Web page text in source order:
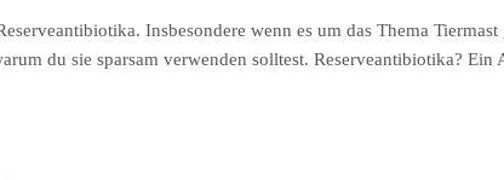
Insbesondere wenn es um das Thema
du sie sparsam verwenden solltest. Reserveantibiotika?